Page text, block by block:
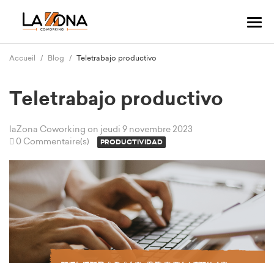
Accueil Blog Teletrabajo productivo
Teletrabajo productivo
laZona Coworking on jeudi 9 novembre 2023
0 Commentaire(s)
PRODUCTIVIDAD